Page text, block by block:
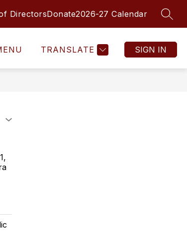
DirectorsDonate2026-27 Calendar
TRANSLATE SIGN IN